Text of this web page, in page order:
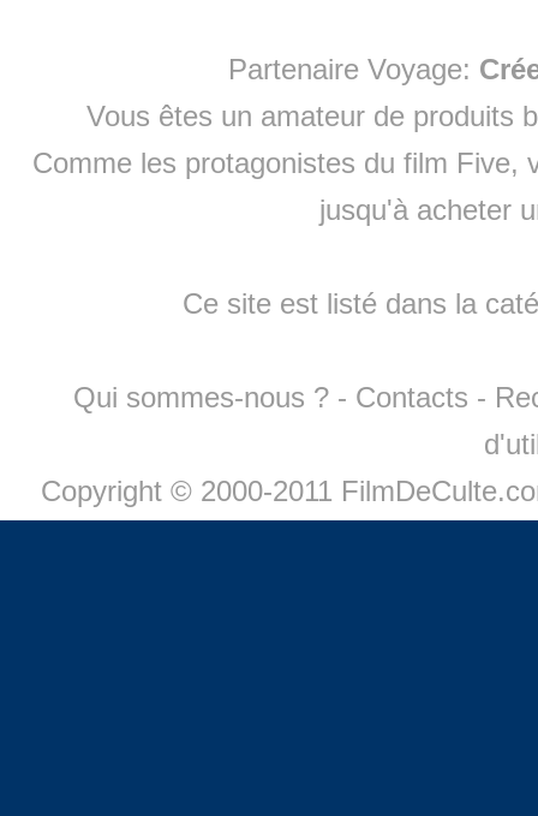
Partenaire Voyage:
Vous êtes un amateur de produits
Comme les protagonistes du film Five,
jusqu'à acheter
Ce site est listé dans la
Qui sommes-nous ? - Contacts -
Copyright © 2000-2011